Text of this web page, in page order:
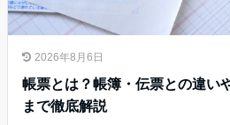
2026年8月6日
帳票とは？帳簿・伝票との違い
まで徹底解説